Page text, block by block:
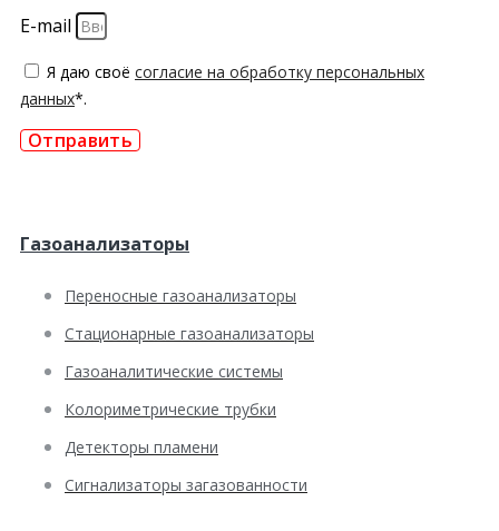
E-mail
Я даю своё согласие на обработку персональных
данных*.
Отправить
Газоанализаторы
Переносные газоанализаторы
Стационарные газоанализаторы
Газоаналитические системы
Колориметрические трубки
Детекторы пламени
Сигнализаторы загазованности